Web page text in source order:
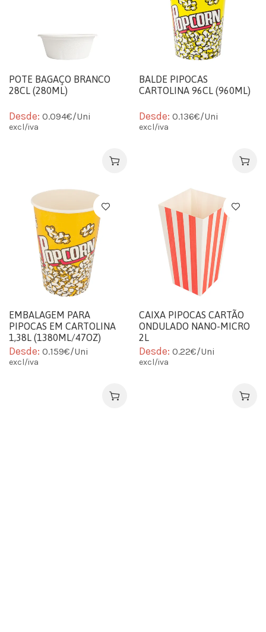
POTE BAGAÇO BRANCO
28CL (280ML)
Desde: 0.094€/Uni
excl/iva
BALDE PIPOCAS
CARTOLINA 96CL (960ML)
Desde: 0.136€/Uni
excl/iva
EMBALAGEM PARA
PIPOCAS EM CARTOLINA
1,38L (1380ML/47OZ)
Desde: 0.159€/Uni
excl/iva
CAIXA PIPOCAS CARTÃO
ONDULADO NANO-MICRO
2L
Desde: 0.22€/Uni
excl/iva